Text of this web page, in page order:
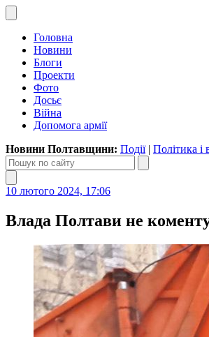
Головна
Новини
Блоги
Проекти
Фото
Досьє
Війна
Допомога армії
Новини Полтавщини: Події| Політика і
10 лютого 2024, 17:06
Влада Полтави не